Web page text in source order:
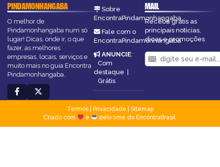
PINDAMONHANGABA
O melhor de
Pindamonhangaba num só
lugar! Dicas, onde ir, o que
fazer, as melhores
empresas, locais, serviços e
muito mais no guia Encontra
Pindamonhangaba.
Sobre
EncontraPindamonhangaba
Fale com o
EncontraPindamonhangaba
ANUNCIE:
Com
destaque |
Grátis
MAIL
Receba grátis as
principais notícias,
dicas e promoções
Termos| Privacidade
Sitemap
Criado com
e pelo time do EncontraBrasil